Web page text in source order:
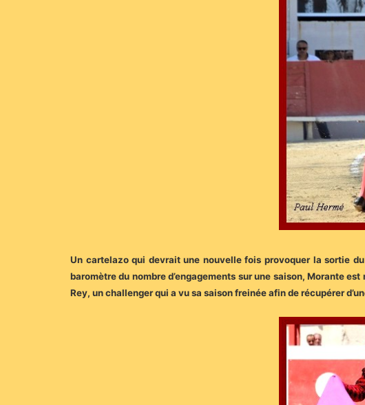
Un cartelazo qui devrait une nouvelle fois provoquer la sortie
baromètre du nombre d’engagements sur une saison, Morante
Rey, un challenger qui a vu sa saison freinée afin de récupérer